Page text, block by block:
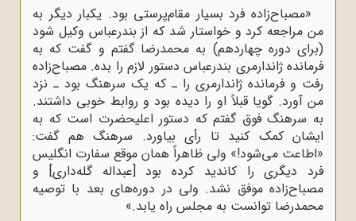
«مصباح‌زاده فرد بسیار مقام‌پرستی بود. یکبار دیگر به
من مراجعه کرد و خواستار شد که از بندرعباس وکیل شود
(برای دوره چهاردهم) به محمدرضا گفتم و گفت که به
فرمانده ژاندارمری بندرعباس دستور لازم را بده. مصباح‌زاده
رفت و فرمانده ژاندارمری را ـ که یک سرهنگ بود ـ نزد
من آورد. گویا قبلاً او را دیده بود و روابط خوبی داشتند.
به سرهنگ فوق گفتم که دستور اعلیحضرت است که به
ایشان کمک کنید تا رأی بیاورد. سرهنگ هم گفت:
«اطاعت می‌شود!» ولی ظاهراً همان موقع سفارت انگلیس
فرد دیگری را کاندید کرده بود [عبداله گله‌داری] و
مصباح‌زاده موفق نشد. ولی در دوره‌های بعد با توصیه
محمدرضا توانست به مجلس راه یابد.»